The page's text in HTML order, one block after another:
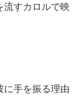
流すカロルで映
に手を振る理由